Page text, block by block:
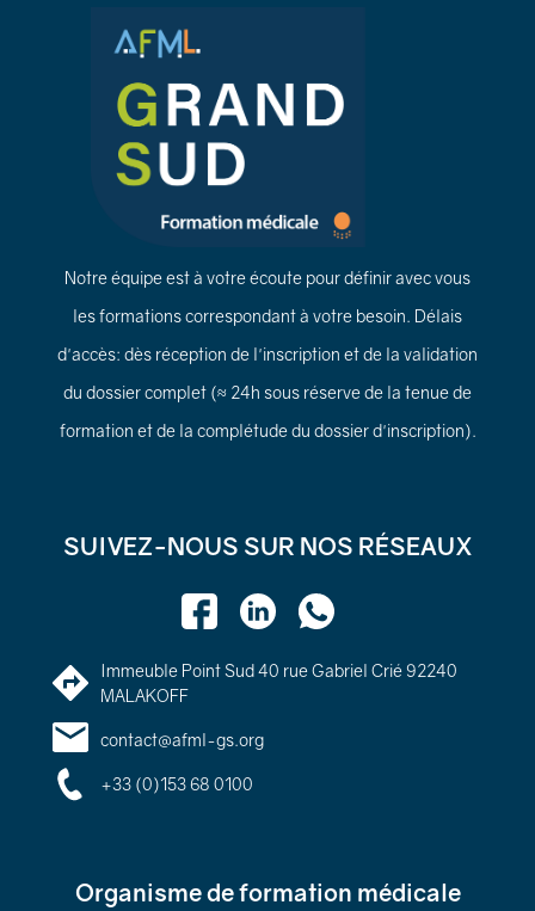
Notre équipe est à votre écoute pour définir avec vous
les formations correspondant à votre besoin. Délais
d'accès: dès réception de l'inscription et de la validation
du dossier complet (≈ 24h sous réserve de la tenue de
formation et de la complétude du dossier d'inscription).
SUIVEZ-NOUS SUR NOS RÉSEAUX
Immeuble Point Sud 40 rue Gabriel Crié 92240
MALAKOFF
contact@afml-gs.org
+33 (0)153 68 0100
Organisme de formation médicale